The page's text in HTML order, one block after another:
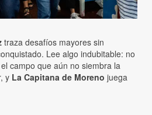
traza desafíos mayores sin
Lee algo indubitable: no
campo que aún no siembra la
y La Capitana de Moreno juega